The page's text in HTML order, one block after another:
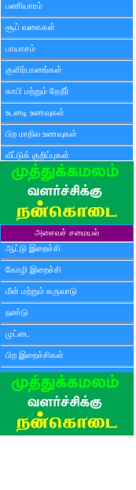
பணியாரம்
சூப் வகைகள்
பாயாசம்
குளிர்பானங்கள்
காபி மற்றும் தேநீர்
உடனடி உணவுகள்
பிற மாநில உணவுகள்
வீட்டுக் குறிப்புகள்
அசைவச் சமையல்
ஆட்டு இறைச்சி
கோழி இறைச்சி
மீன் மற்றும் கருவாடு
நண்டு
முட்டை
பிற இறைச்சிகள்